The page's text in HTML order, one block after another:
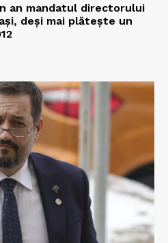
an mandatul directorului
deși mai plătește un